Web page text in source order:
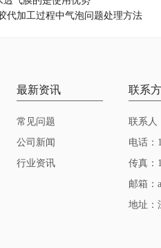
代加工过程中气泡问题处理方法
最新资讯
常见问题
公司新闻
行业资讯
联系
联系人
电话：
传真：
邮箱：
地址：